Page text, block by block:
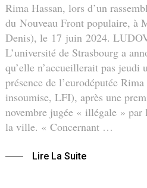
Rima Hassan, lors d’un
du Nouveau Front populaire, à
Denis), le 17 juin 2024.
L’université de Strasbourg a
qu’elle n’accueillerait pas jeudi
présence de l’eurodéputée
insoumise, LFI), après une
novembre jugée « illégale »
la ville. « Concernant …
Lire La Suite